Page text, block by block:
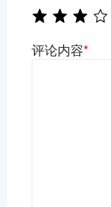
评论内容*